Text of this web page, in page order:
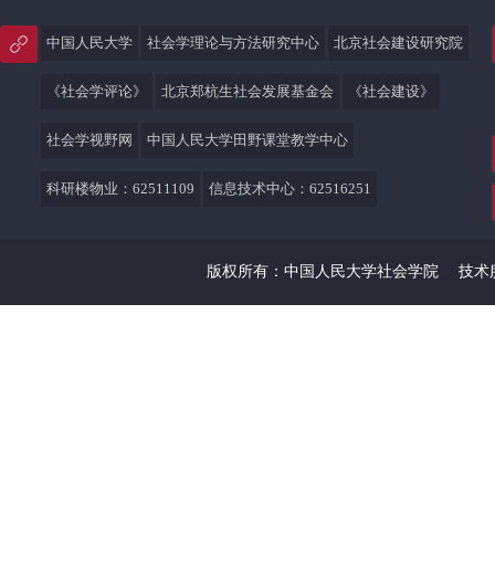
中国人民大学 社会学理论与方法研究中心 北京社会建设研究院
《社会学评论》 北京郑杭生社会发展基金会 《社会建设》
社会学视野网 中国人民大学田野课堂教学中心
科研楼物业：62511109 信息技术中心：62516251
版权所有：中国人民大学社会学院 技术